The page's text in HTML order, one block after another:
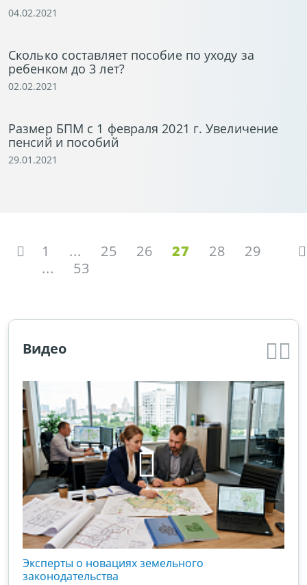
04.02.2021
Сколько составляет пособие по уходу за
ребенком до 3 лет?
02.02.2021
Размер БПМ c 1 февраля 2021 г. Увеличение
пенсий и пособий
29.01.2021
1 ... 25 26 27 28
29
...
53
Видео
Эксперты о новациях земельного
законодательства